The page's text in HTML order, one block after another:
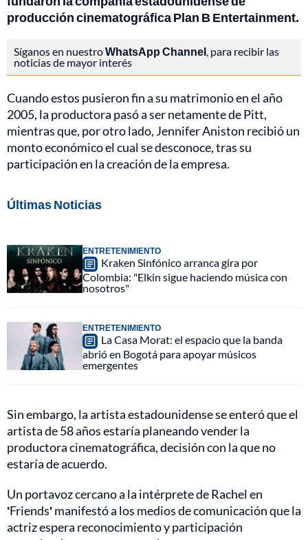
producción cinematográfica Plan B Entertainment.
Síganos en nuestroWhatsApp Channel, para recibir las
noticias de mayor interés
Cuando estos pusieron fin a su matrimonio en el año
2005, la productora pasó a ser netamente de Pitt,
mientras que, por otro lado, Jennifer Aniston recibió un
monto económico el cual se desconoce, tras su
participación en la creación de la empresa.
Últimas Noticias
ENTRETENIMIENTO
Kraken Sinfónico arranca gira por
Colombia: "Elkin sigue haciendo música con
nosotros"
ENTRETENIMIENTO
La Casa Morat: el espacio que la banda
abrió en Bogotá para apoyar músicos
emergentes
Sin embargo, la artista estadounidense se enteró que el
artista de 58 años estaría planeando vender la
productora cinematográfica, decisión con la que no
estaría de acuerdo.
Un portavoz cercano a la intérprete de Rachel en
'Friends'manifestó a los medios de comunicación que la
actriz espera reconocimiento y participación